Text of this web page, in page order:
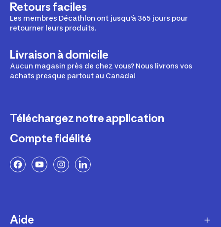
Retours faciles
Les membres Décathlon ont jusqu'à 365 jours pour
retourner leurs produits.
Livraison à domicile
Aucun magasin près de chez vous? Nous livrons vos
achats presque partout au Canada!
Téléchargez notre application
Compte fidélité
Aide